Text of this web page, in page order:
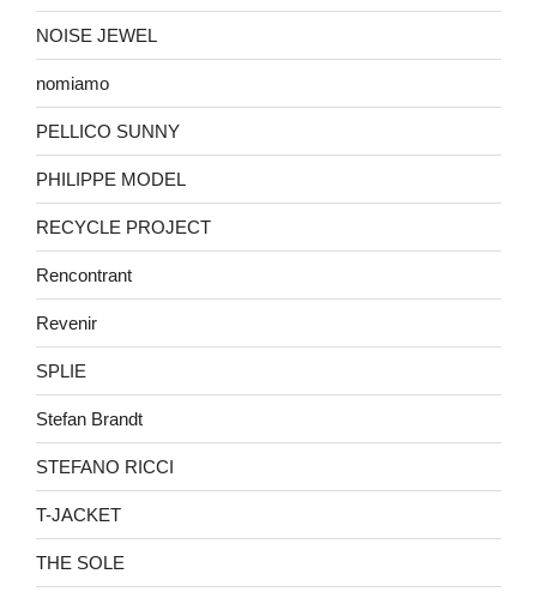
NOISE JEWEL
nomiamo
PELLICO SUNNY
PHILIPPE MODEL
RECYCLE PROJECT
Rencontrant
Revenir
SPLIE
Stefan Brandt
STEFANO RICCI
T-JACKET
THE SOLE